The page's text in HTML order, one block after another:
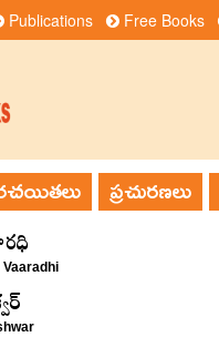
Publications Free Books
ప్రచురణలు
Vaaradhi